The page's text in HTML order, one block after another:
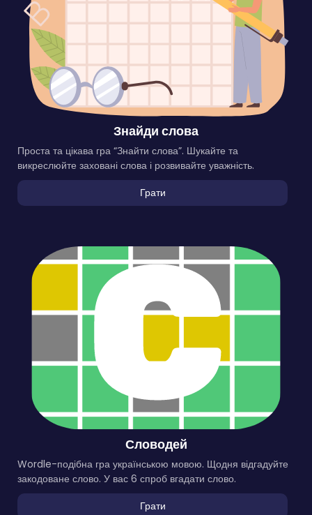
Знайди слова
Проста та цікава гра “Знайти слова”. Шукайте та
викреслюйте заховані слова і розвивайте уважність.
Грати
Словодей
Wordle-подібна гра українською мовою. Щодня відгадуйте
закодоване слово. У вас 6 спроб вгадати слово.
Грати